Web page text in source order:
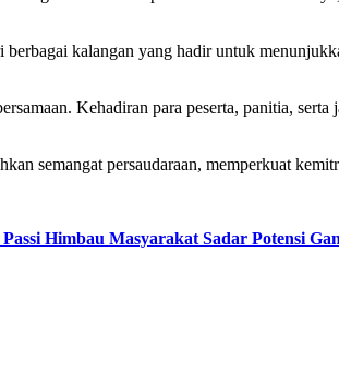
kalangan yang hadir untuk
Kehadiran para peserta, panitia,
semangat persaudaraan, memperkuat
Himbau Masyarakat Sadar Potensi